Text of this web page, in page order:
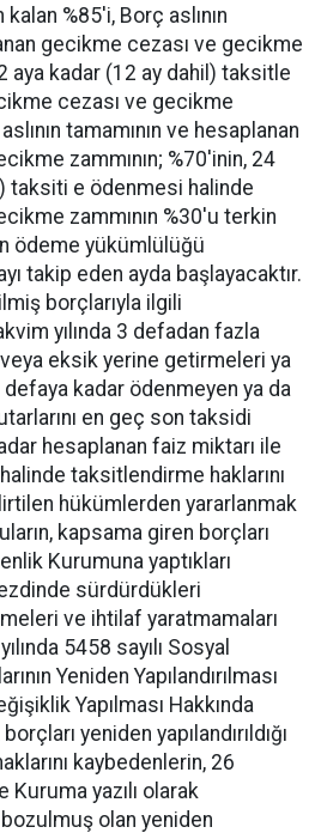
%85'i, Borç aslının
gecikme cezası ve gecikme
aya kadar (12 ay dahil) taksitle
cezası ve gecikme
tamamının ve hesaplanan
zammının; %70'inin, 24
taksiti e ödenmesi halinde
zammının %30'u terkin
ödeme yükümlülüğü
takip eden ayda başlayacaktır.
borçlarıyla ilgili
yılında 3 defadan fazla
eksik yerine getirmeleri ya
defaya kadar ödenmeyen ya da
en geç son taksidi
hesaplanan faiz miktarı ile
taksitlendirme haklarını
hükümlerden yararlanmak
kapsama giren borçları
Kurumuna yaptıkları
sürdürdükleri
ve ihtilaf yaratmamaları
5458 sayılı Sosyal
Yeniden Yapılandırılması
Yapılması Hakkında
yeniden yapılandırıldığı
kaybedenlerin, 26
yazılı olarak
olan yeniden